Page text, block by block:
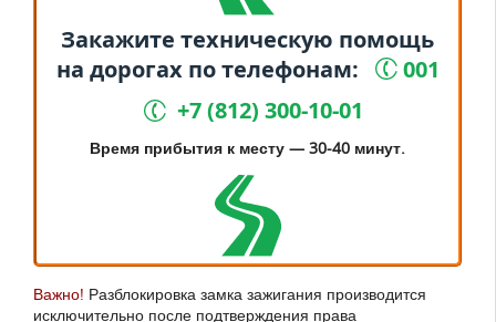
Закажите техническую помощь
на дорогах по телефонам:
001
+7 (812) 300-10-01
Время прибытия к месту — 30-40 минут.
Важно! Разблокировка замка зажигания производится
исключительно после подтверждения права